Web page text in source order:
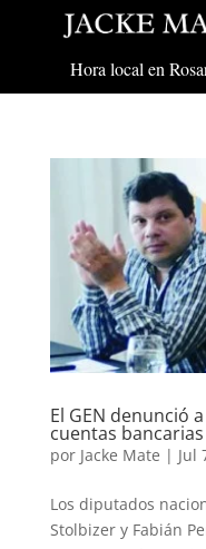
Hora local en
El GEN denunció
cuentas bancarias
por Jacke Mate | Jul
Los diputados
Stolbizer y Fabián